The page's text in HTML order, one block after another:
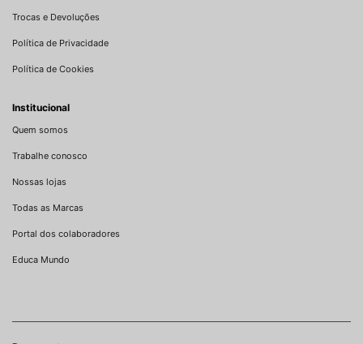
Trocas e Devoluções
Política de Privacidade
Política de Cookies
Institucional
Quem somos
Trabalhe conosco
Nossas lojas
Todas as Marcas
Portal dos colaboradores
Educa Mundo